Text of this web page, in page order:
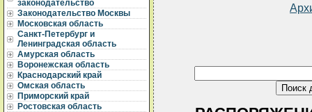
законодательство
Законодательство Москвы
Московская область
Санкт-Петербург и
Ленинградская область
Амурская область
Воронежская область
Краснодарский край
Омская область
Приморский край
Ростовская область